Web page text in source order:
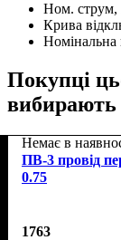
Ном.
Крива
Номінальна
Покупці
вибирають
Немає в
ПВ-3 провід
0.75
1763